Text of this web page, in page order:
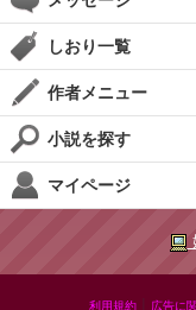
しおり一覧
作者メニュー
小説を探す
マイページ
利用規約 広告に